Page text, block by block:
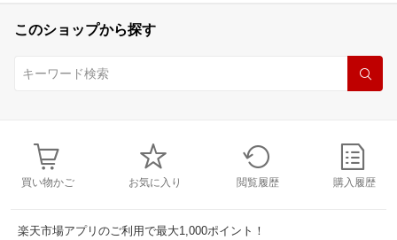
このショップから探す
買い物かご お気に入り 閲覧履歴 購入履歴
楽天市場アプリのご利用で最大1,000ポイント！